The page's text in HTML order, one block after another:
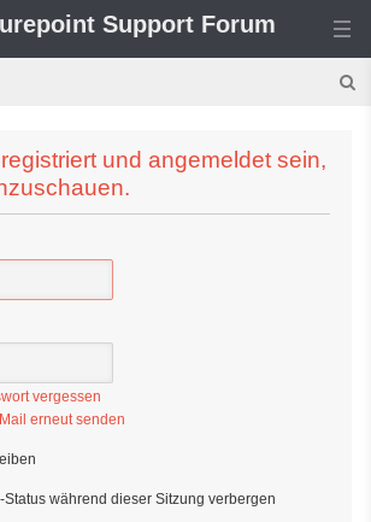
Support Forum
und angemeldet sein,
vergessen
erneut senden
Status während dieser Sitzung verbergen